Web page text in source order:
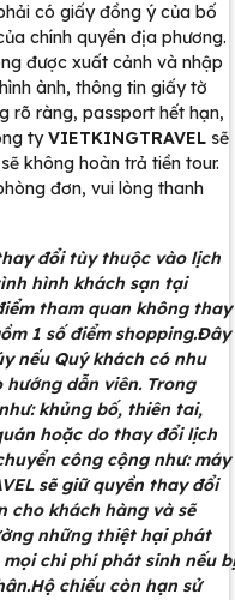
có giấy đồng ý của bố
chính quyền địa phương.
được xuất cảnh và nhập
ành, thông tin giấy tờ
rõ ràng, passport hết hạn,
tyVIETKINGTRAVEL sẽ
không hoàn trả tiền tour.
đơn, vui lòng thanh
đổi tùy thuộc vào lịch
hình khách sạn tại
tham quan không thay
1 số điểm shopping.Đây
nếu Quý khách có nhu
dẫn viên. Trong
khủng bố, thiên tai,
hoặc do thay đổi lịch
công cộng như: máy
sẽ giữ quyền thay đổi
cho khách hàng và sẽ
những thiệt hại phát
chi phí phát sinh nếu bị
chiếu còn hạn sử